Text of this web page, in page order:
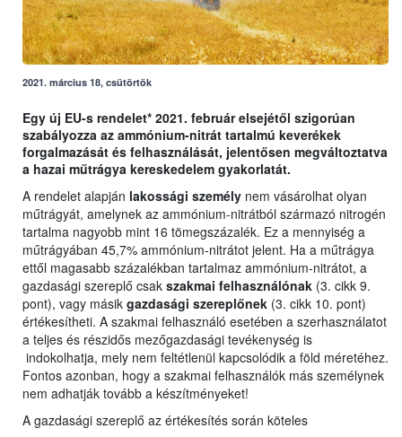
2021. március 18, csütörtök
Egy új EU-s rendelet* 2021. február elsejétől szigorúan
szabályozza az ammónium-nitrát tartalmú keverékek
forgalmazását és felhasználását, jelentősen megváltoztatva
a hazai műtrágya kereskedelem gyakorlatát.
A rendelet alapján lakossági személy nem vásárolhat olyan
műtrágyát, amelynek az ammónium-nitrátból származó nitrogén
tartalma nagyobb mint 16 tömegszázalék. Ez a mennyiség a
műtrágyában 45,7% ammónium-nitrátot jelent. Ha a műtrágya
ettől magasabb százalékban tartalmaz ammónium-nitrátot, a
gazdasági szereplő csak szakmai felhasználónak (3. cikk 9.
pont), vagy másik gazdasági szereplőnek (3. cikk 10. pont)
értékesítheti. A szakmai felhasználó esetében a szerhasználatot
a teljes és részidős mezőgazdasági tevékenység is
indokolhatja, mely nem feltétlenül kapcsolódik a föld méretéhez.
Fontos azonban, hogy a szakmai felhasználók más személynek
nem adhatják tovább a készítményeket!
A gazdasági szereplő az értékesítés során köteles